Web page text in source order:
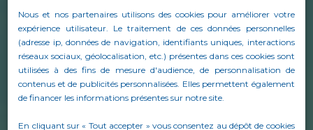
Nous et nos partenaires utilisons des cookies pour améliorer votre
expérience utilisateur. Le traitement de ces données personnelles
(adresse ip, données de navigation, identifiants uniques, interactions
réseaux sociaux, géolocalisation, etc.) présentes dans ces cookies sont
utilisées à des fins de mesure d'audience, de personnalisation de
contenus et de publicités personnalisées. Elles permettent également
de financer les informations présentes sur notre site.
En cliquant sur « Tout accepter » vous consentez au dépôt de cookies